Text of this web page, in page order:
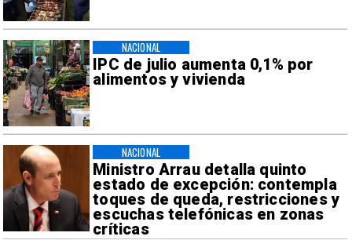
IPC de julio aumenta 0,1% por
alimentos y vivienda
NACIONAL
Ministro Arrau detalla quinto
estado de excepción: contempla
toques de queda, restricciones y
escuchas telefónicas en zonas
críticas
NACIONAL